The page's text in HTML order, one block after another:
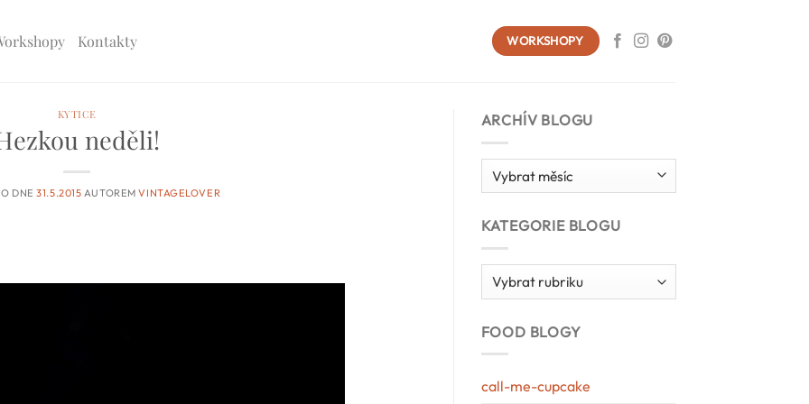
Kontakty WORKSHOPY
KYTICE
neděli!
DNE31.5.2015 AUTOREMVINTAGELOVER
ARCHÍV BLOGU
blogu
KATEGORIE BLOGU
Kategorie
blogu
FOOD BLOGY
call-me-cupcake